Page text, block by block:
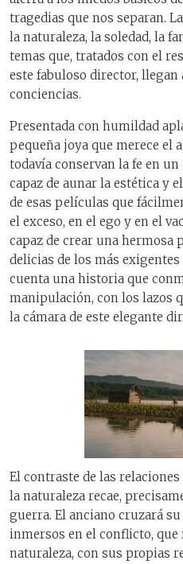
tragedias que nos separan.
la naturaleza, la soledad, la
temas que, tratados con el
este fabuloso director,
conciencias.
Presentada con humildad
pequeña joya que merece el
todavía conservan la fe en
capaz de aunar la estética y
de esas películas que
el exceso, en el ego y en el
capaz de crear una hermosa
delicias de los más
cuenta una historia que
manipulación, con los lazos
la cámara de este elegante
El contraste de las
la naturaleza recae,
guerra. El anciano cruzará
inmersos en el conflicto,
naturaleza, con sus propias